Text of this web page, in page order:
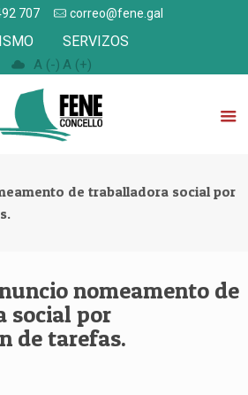
707 correo@fene.gal
SERVIZOS
A (-) A (+)
de traballadora social por
nomeamento de
social por
de tarefas.